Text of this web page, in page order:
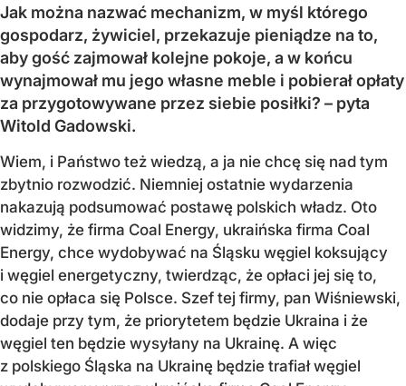
Jak można nazwać mechanizm, w myśl którego
gospodarz, żywiciel, przekazuje pieniądze na to,
aby gość zajmował kolejne pokoje, a w końcu
wynajmował mu jego własne meble i pobierał opłaty
za przygotowywane przez siebie posiłki? – pyta
Witold Gadowski.
Wiem, i Państwo też wiedzą, a ja nie chcę się nad tym
zbytnio rozwodzić. Niemniej ostatnie wydarzenia
nakazują podsumować postawę polskich władz. Oto
widzimy, że firma Coal Energy, ukraińska firma Coal
Energy, chce wydobywać na Śląsku węgiel koksujący
i węgiel energetyczny, twierdząc, że opłaci jej się to,
co nie opłaca się Polsce. Szef tej firmy, pan Wiśniewski,
dodaje przy tym, że priorytetem będzie Ukraina i że
węgiel ten będzie wysyłany na Ukrainę. A więc
z polskiego Śląska na Ukrainę będzie trafiał węgiel